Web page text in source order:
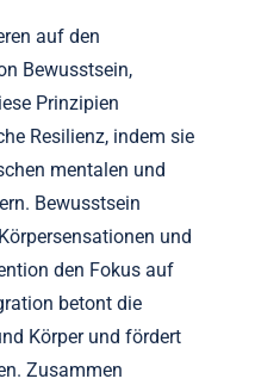
auf den
Bewusstsein,
Prinzipien
Resilienz, indem sie
mentalen und
Bewusstsein
und
den Fokus auf
betont die
Körper und fördert
Zusammen